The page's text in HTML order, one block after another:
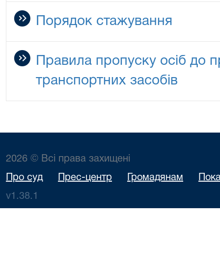
Порядок стажування
Правила пропуску осіб до
транспортних засобів
2026 © Всі права захищені
Про суд Прес-центр Громадянам
v1.38.1